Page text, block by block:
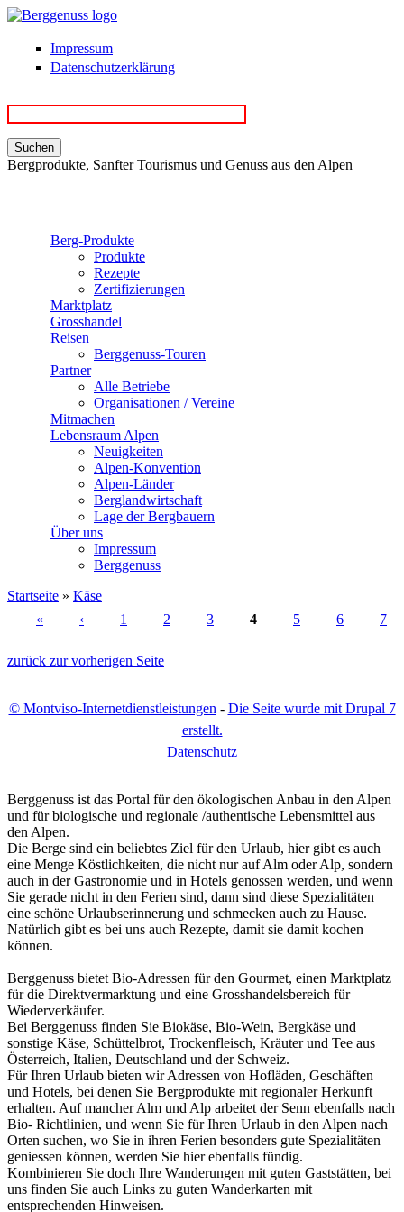
Direkt zum Inhalt
Impressum
Datenschutzerklärung
Bergprodukte, Sanfter Tourismus und Genuss aus den Alpen
Berg-Produkte
Produkte
Rezepte
Zertifizierungen
Marktplatz
Grosshandel
Reisen
Berggenuss-Touren
Partner
Alle Betriebe
Organisationen / Vereine
Mitmachen
Lebensraum Alpen
Neuigkeiten
Alpen-Konvention
Alpen-Länder
Berglandwirtschaft
Lage der Bergbauern
Über uns
Impressum
Berggenuss
Sie sind hier
Startseite » Käse
« ‹ 1 2 3 4 5 6 7
zurück zur vorherigen Seite
© Montviso-Internetdienstleistungen - Die Seite wurde mit Drupal 7
erstellt.
Datenschutz
Berggenuss ist das Portal für den ökologischen Anbau in den Alpen
und für biologische und regionale /authentische Lebensmittel aus
den Alpen.
Die Berge sind ein beliebtes Ziel für den Urlaub, hier gibt es auch
eine Menge Köstlichkeiten, die nicht nur auf Alm oder Alp, sondern
auch in der Gastronomie und in Hotels genossen werden, und wenn
Sie gerade nicht in den Ferien sind, dann sind diese Spezialitäten
eine schöne Urlaubserinnerung und schmecken auch zu Hause.
Natürlich gibt es bei uns auch Rezepte, damit sie damit kochen
können.
Berggenuss bietet Bio-Adressen für den Gourmet, einen Marktplatz
für die Direktvermarktung und eine Grosshandelsbereich für
Wiederverkäufer.
Bei Berggenuss finden Sie Biokäse, Bio-Wein, Bergkäse und
sonstige Käse, Schüttelbrot, Trockenfleisch, Kräuter und Tee aus
Österreich, Italien, Deutschland und der Schweiz.
Für Ihren Urlaub bieten wir Adressen von Hofläden, Geschäften
und Hotels, bei denen Sie Bergprodukte mit regionaler Herkunft
erhalten. Auf mancher Alm und Alp arbeitet der Senn ebenfalls nach
Bio- Richtlinien, und wenn Sie für Ihren Urlaub in den Alpen nach
Orten suchen, wo Sie in ihren Ferien besonders gute Spezialitäten
geniessen können, werden Sie hier ebenfalls fündig.
Kombinieren Sie doch Ihre Wanderungen mit guten Gaststätten, bei
uns finden Sie auch Links zu guten Wanderkarten mit
entsprechenden Hinweisen.